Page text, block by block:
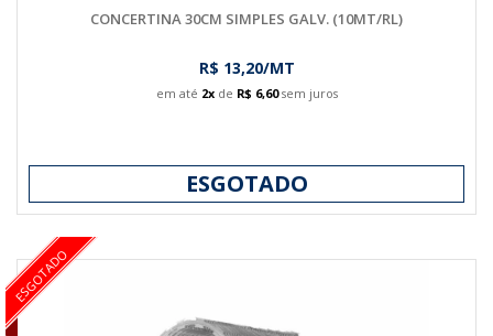
CONCERTINA 30CM SIMPLES GALV. (10MT/RL)
R$ 13,20/MT
em até 2xde R$ 6,60sem juros
ESGOTADO
ESGOTADO